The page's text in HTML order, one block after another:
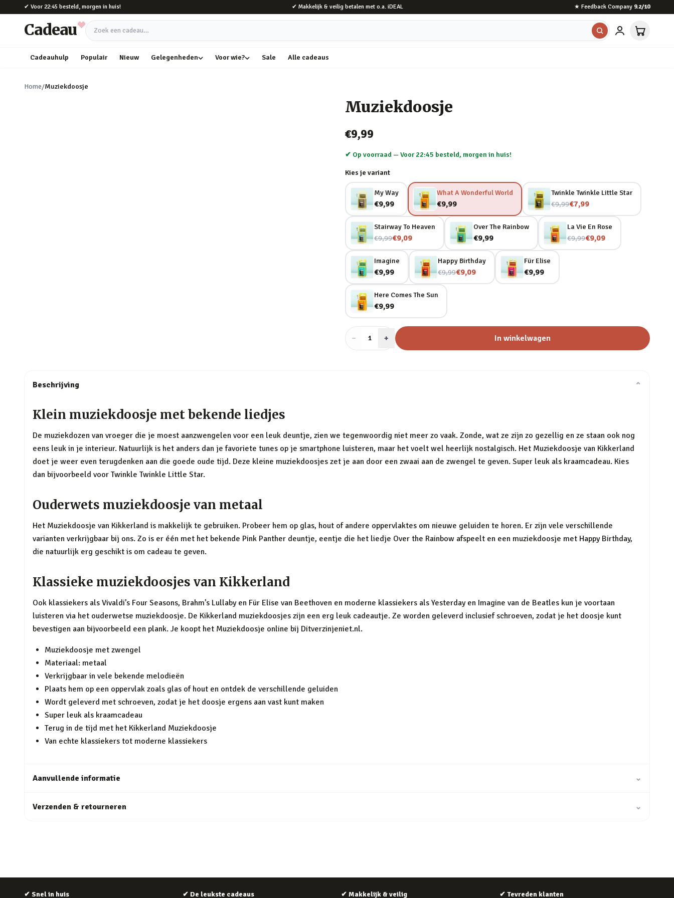
Naar hoofdinhoud
✔ Voor 22:45 besteld, morgen in huis! ✔ Makkelijk & veilig betalen met o.a. iDEAL ★ Feedback Company 9.2/10
Cadeau Zoek een cadeau
Cadeauhulp Populair Nieuw Gelegenheden Voor wie? Sale Alle cadeaus
Home/Muziekdoosje
Muziekdoosje
€9,99
✔ Op voorraad —Voor 22:45 besteld, morgen in huis!
Kies je variant
My Way
€9,99
What A Wonderful World
€9,99
Twinkle Twinkle Little Star
€9,99
Nu voor€7,99
Stairway To Heaven
€9,99
Nu voor€9,09
Over The Rainbow
€9,99
La Vie En Rose
€9,99
Nu voor€9,09
Imagine
€9,99
Happy Birthday
€9,99
Nu voor€9,09
Für Elise
€9,99
Here Comes The Sun
€9,99
− Aantal
1 + In winkelwagen
Beschrijving ⌄
Klein muziekdoosje met bekende liedjes
De muziekdozen van vroeger die je moest aanzwengelen voor een leuk deuntje, zien we tegenwoordig niet meer zo vaak. Zonde, wat ze zijn zo gezellig en ze staan ook nog
eens leuk in je interieur. Natuurlijk is het anders dan je favoriete tunes op je smartphone luisteren, maar het voelt wel heerlijk nostalgisch. Het Muziekdoosje van Kikkerland
doet je weer even terugdenken aan die goede oude tijd. Deze kleine muziekdoosjes zet je aan door een zwaai aan de zwengel te geven. Super leuk als kraamcadeau. Kies
dan bijvoorbeeld voor Twinkle Twinkle Little Star.
Ouderwets muziekdoosje van metaal
Het Muziekdoosje van Kikkerland is makkelijk te gebruiken. Probeer hem op glas, hout of andere oppervlaktes om nieuwe geluiden te horen. Er zijn vele verschillende
varianten verkrijgbaar bij ons. Zo is er één met het bekende Pink Panther deuntje, eentje die het liedje Over the Rainbow afspeelt en een muziekdoosje met Happy Birthday,
die natuurlijk erg geschikt is om cadeau te geven.
Klassieke muziekdoosjes van Kikkerland
Ook klassiekers als Vivaldi’s Four Seasons, Brahm’s Lullaby en Für Elise van Beethoven en moderne klassiekers als Yesterday en Imagine van de Beatles kun je voortaan
luisteren via het ouderwetse muziekdoosje. De Kikkerland muziekdoosjes zijn een erg leuk cadeautje. Ze worden geleverd inclusief schroeven, zodat je het doosje kunt
bevestigen aan bijvoorbeeld een plank. Je koopt het Muziekdoosje online bij Ditverzinjeniet.nl.
Muziekdoosje met zwengel
Materiaal: metaal
Verkrijgbaar in vele bekende melodieën
Plaats hem op een oppervlak zoals glas of hout en ontdek de verschillende geluiden
Wordt geleverd met schroeven, zodat je het doosje ergens aan vast kunt maken
Super leuk als kraamcadeau
Terug in de tijd met het Kikkerland Muziekdoosje
Van echte klassiekers tot moderne klassiekers
Aanvullende informatie ⌄
Verzenden & retourneren ⌄
✔ Snel in huis ✔ De leukste cadeaus ✔ Makkelijk & veilig ✔ Tevreden klanten